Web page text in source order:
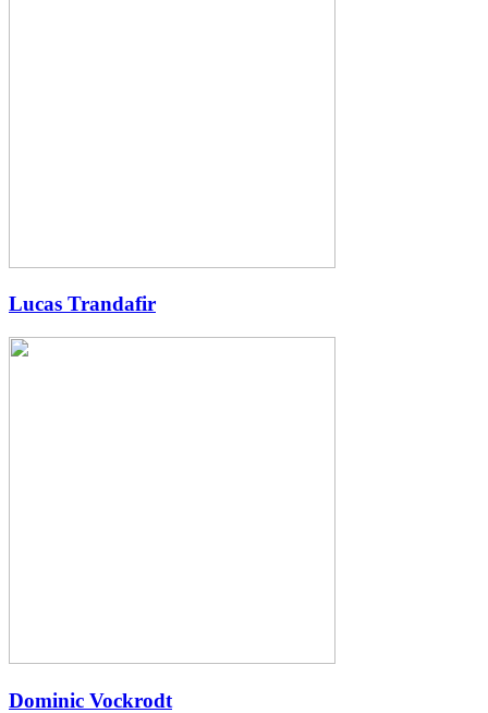
Lucas Trandafir
Dominic Vockrodt